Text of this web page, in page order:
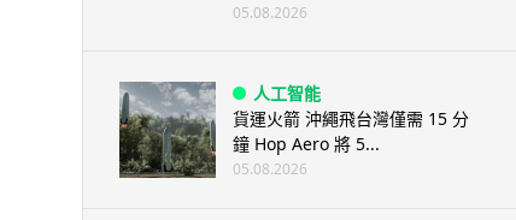
05.08.2026
人工智能
貨運火箭 沖繩飛台灣僅需 15 分
鐘 Hop Aero 將 5...
05.08.2026